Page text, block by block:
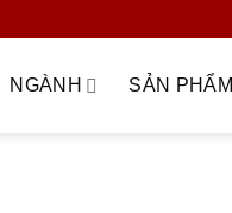
NGÀNH SẢN PHẨM